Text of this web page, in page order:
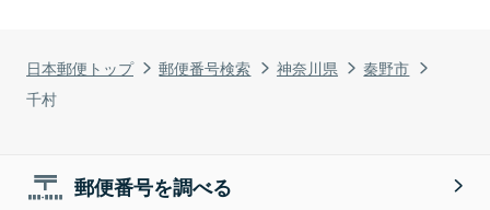
日本郵便トップ 郵便番号検索 神奈川県
秦野市
千村
郵便番号を調べる